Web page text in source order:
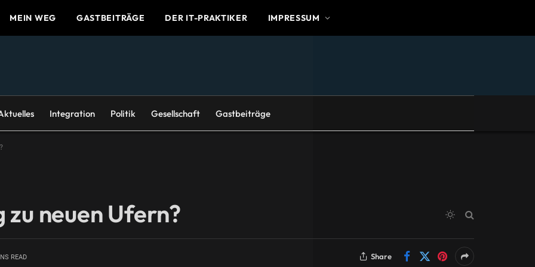
MEIN WEG GASTBEITRÄGE DER IT-PRAKTIKER IMPRESSUM
Integration Politik Gesellschaft Gastbeiträge
neuen Ufern?
READ Share